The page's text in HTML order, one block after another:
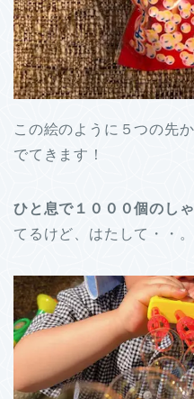
この絵のように５つの先
でてきます！
ひと息で１０００個のし
てるけど、はたして・・